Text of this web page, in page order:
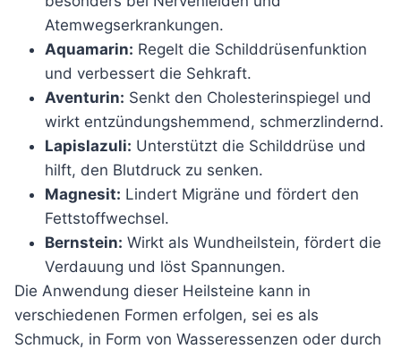
Atemwegserkrankungen.
Aquamarin: Regelt die Schilddrüsenfunktion
und verbessert die Sehkraft.
Aventurin: Senkt den Cholesterinspiegel und
wirkt entzündungshemmend, schmerzlindernd.
Lapislazuli: Unterstützt die Schilddrüse und
hilft, den Blutdruck zu senken.
Magnesit: Lindert Migräne und fördert den
Fettstoffwechsel.
Bernstein: Wirkt als Wundheilstein, fördert die
Verdauung und löst Spannungen.
Die Anwendung dieser Heilsteine kann in
verschiedenen Formen erfolgen, sei es als
Schmuck, in Form von Wasseressenzen oder durch